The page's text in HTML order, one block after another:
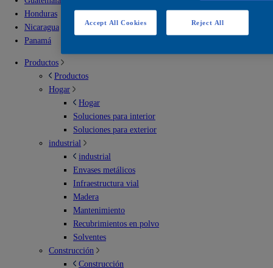
Honduras
Nicaragua
Panamá
Productos
Productos
Hogar
Hogar
Soluciones para interior
Soluciones para exterior
industrial
industrial
Envases metálicos
Infraestructura vial
Madera
Mantenimiento
Recubrimientos en polvo
Solventes
Construcción
Construcción
Reject All
Accept All Cookies